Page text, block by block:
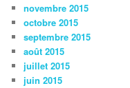
novembre 2015
octobre 2015
septembre 2015
août 2015
juillet 2015
juin 2015